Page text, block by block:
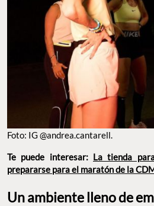
Foto: IG @andrea.cantarell.
Te puede interesar: La tienda
prepararse para el maratón de la
Un ambiente lleno de